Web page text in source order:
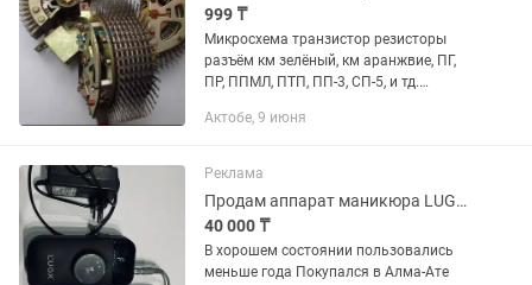
999 ₸
Микросхема транзистор резисторы
разъём км зелёный, км аранжвие, ПГ,
ПР, ППМЛ, ПТП, ПП-3, СП-5, и тд.
Актобе, 9 июня
Реклама
Продам аппарат маникюра LUGX LG609
40 000 ₸
В хорошем состоянии пользовались
меньше года Покупался в Алма-Ате